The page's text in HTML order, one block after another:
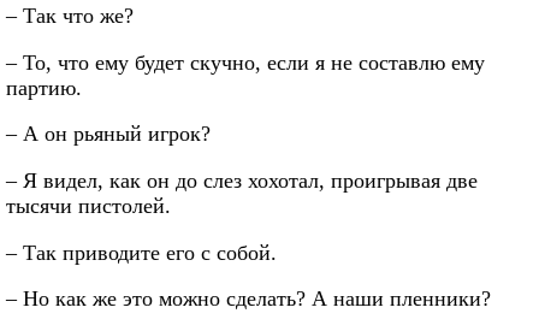
– Так что же?
– То, что ему будет скучно, если я не составлю ему
партию.
– А он рьяный игрок?
– Я видел, как он до слез хохотал, проигрывая две
тысячи пистолей.
– Так приводите его с собой.
– Но как же это можно сделать? А наши пленники?